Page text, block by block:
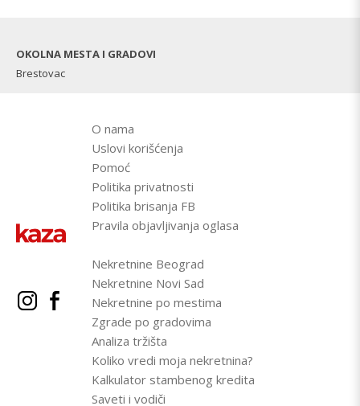
OKOLNA MESTA I GRADOVI
Brestovac
O nama
Uslovi korišćenja
Pomoć
Politika privatnosti
Politika brisanja FB
Pravila objavljivanja oglasa
Nekretnine Beograd
Nekretnine Novi Sad
Nekretnine po mestima
Zgrade po gradovima
Analiza tržišta
Koliko vredi moja nekretnina?
Kalkulator stambenog kredita
Saveti i vodiči